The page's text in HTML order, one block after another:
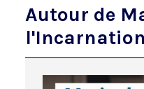
Autour de
l'Incarnation